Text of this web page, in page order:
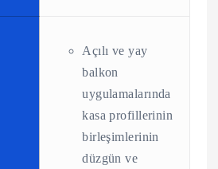
Açılı ve yay
balkon
uygulamalarında
kasa profillerinin
birleşimlerinin
düzgün ve